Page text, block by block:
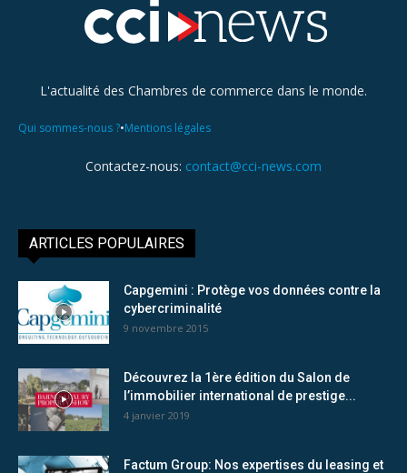
L'actualité des Chambres de commerce dans le monde.
Qui sommes-nous ?•Mentions légales
Contactez-nous: contact@cci-news.com
ARTICLES POPULAIRES
Capgemini : Protège vos données contre la
cybercriminalité
9 novembre 2015
Découvrez la 1ère édition du Salon de
l’immobilier international de prestige...
4 janvier 2019
Factum Group: Nos expertises du leasing et